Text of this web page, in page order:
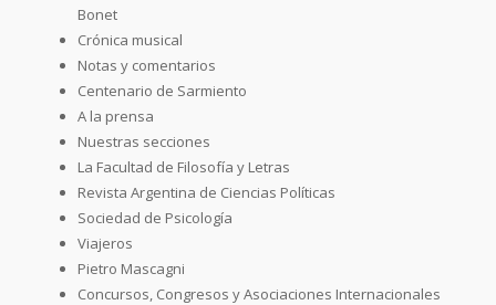
Bonet
Crónica musical
Notas y comentarios
Centenario de Sarmiento
A la prensa
Nuestras secciones
La Facultad de Filosofía y Letras
Revista Argentina de Ciencias Políticas
Sociedad de Psicología
Viajeros
Pietro Mascagni
Concursos, Congresos y Asociaciones Internacionales